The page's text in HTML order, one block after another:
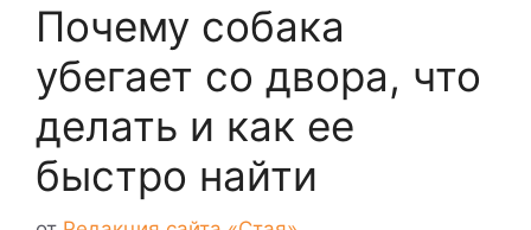
Почему собака
убегает со двора, что
делать и как ее
быстро найти